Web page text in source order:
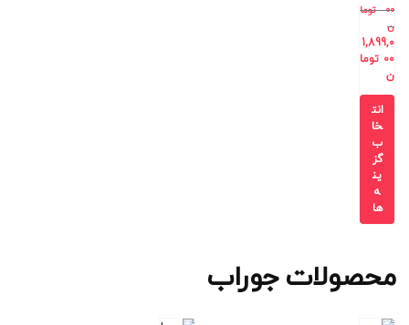
00
توما
ن
1,899,0
00 توما
ن
انت
خا
ب
گز
ین
ه
ها
محصولات جوراب